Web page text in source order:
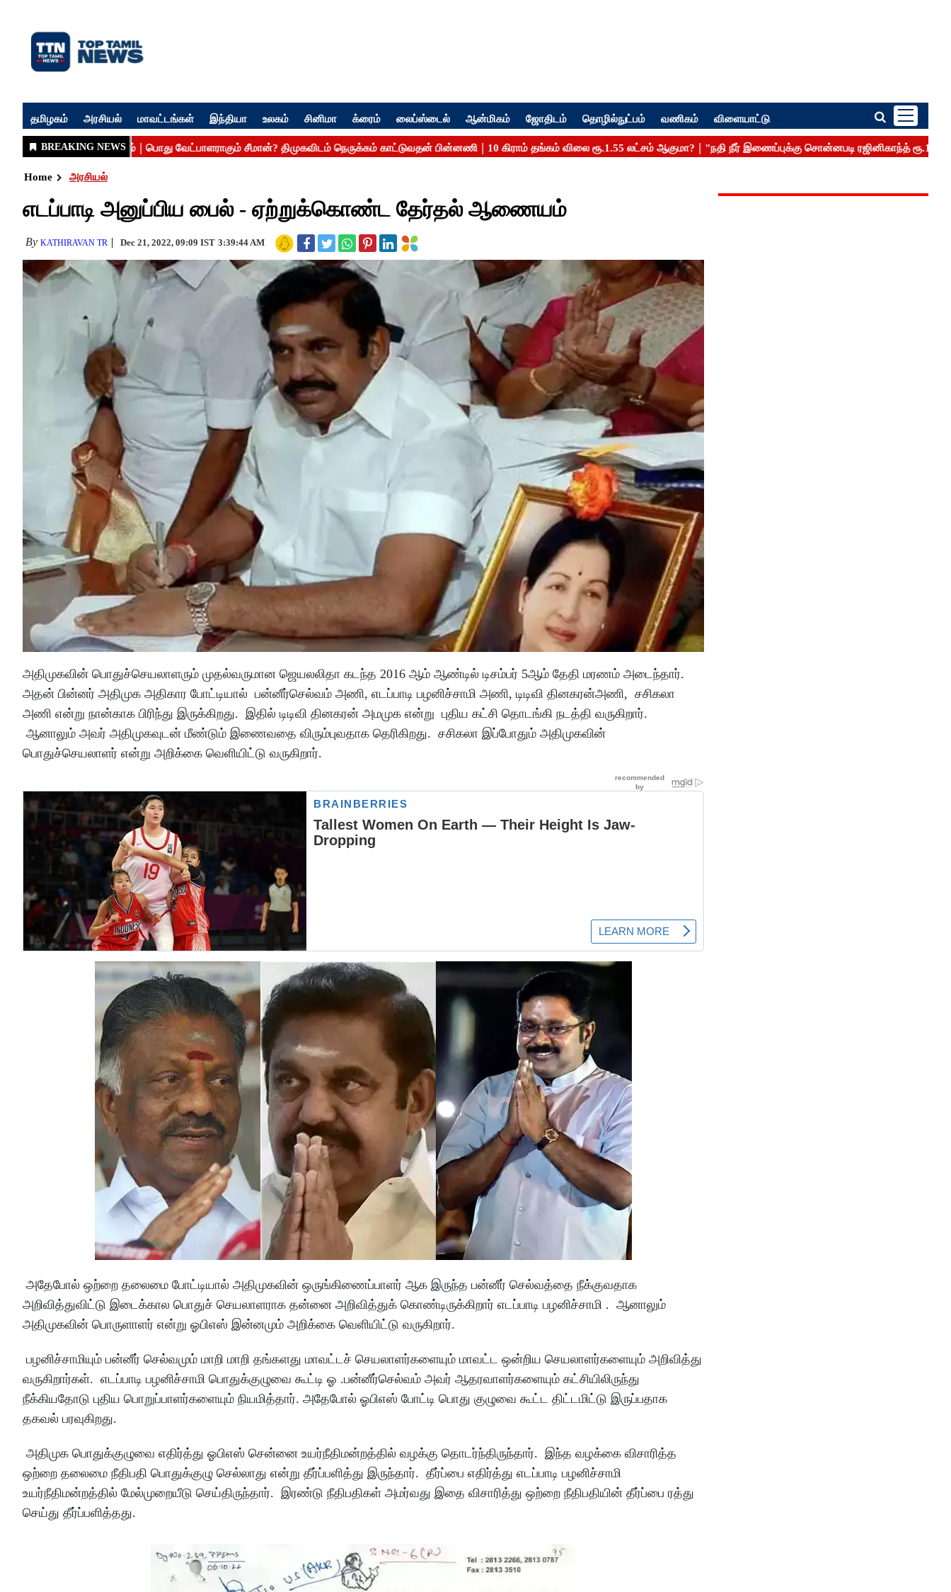
தமிழகம் அரசியல் மாவட்டங்கள் இந்தியா உலகம் சினிமா க்ரைம் லைப்ஸ்டைல் ஆன்மிகம் ஜோதிடம் தொழில்நுட்பம் வணிகம் விளையாட்டு
Home அரசியல்
எடப்பாடி அனுப்பிய பைல் - ஏற்றுக்கொண்ட தேர்தல் ஆணையம்
By KATHIRAVAN TR Dec 21, 2022, 09:09 IST 3:39:44 AM
அதிமுகவின் பொதுச்செயலாளரும் முதல்வருமான ஜெயலலிதா கடந்த 2016 ஆம் ஆண்டில் டிசம்பர் 5ஆம் தேதி மரணம் அடைந்தார்.
அதன் பின்னர் அதிமுக அதிகார போட்டியால் பன்னீர்செல்வம் அணி, எடப்பாடி பழனிச்சாமி அணி, டிடிவி தினகரன்அணி, சசிகலா
அணி என்று நான்காக பிரிந்து இருக்கிறது. இதில் டிடிவி தினகரன் அமமுக என்று புதிய கட்சி தொடங்கி நடத்தி வருகிறார்.
ஆனாலும் அவர் அதிமுகவுடன் மீண்டும் இணைவதை விரும்புவதாக தெரிகிறது. சசிகலா இப்போதும் அதிமுகவின்
பொதுச்செயலாளர் என்று அறிக்கை வெளியிட்டு வருகிறார்.
அதேபோல் ஒற்றை தலைமை போட்டியால் அதிமுகவின் ஒருங்கிணைப்பாளர் ஆக இருந்த பன்னீர் செல்வத்தை நீக்குவதாக
அறிவித்துவிட்டு இடைக்கால பொதுச் செயலாளராக தன்னை அறிவித்துக் கொண்டிருக்கிறார் எடப்பாடி பழனிச்சாமி . ஆனாலும்
அதிமுகவின் பொருளாளர் என்று ஓபிஎஸ் இன்னமும் அறிக்கை வெளியிட்டு வருகிறார்.
பழனிச்சாமியும் பன்னீர் செல்வமும் மாறி மாறி தங்களது மாவட்டச் செயலாளர்களையும் மாவட்ட ஒன்றிய செயலாளர்களையும் அறிவித்து
வருகிறார்கள். எடப்பாடி பழனிச்சாமி பொதுக்குழுவை கூட்டி ஓ .பன்னீர்செல்வம் அவர் ஆதரவாளர்களையும் கட்சியிலிருந்து
நீக்கியதோடு புதிய பொறுப்பாளர்களையும் நியமித்தார். அதேபோல் ஓபிஎஸ் போட்டி பொது குழுவை கூட்ட திட்டமிட்டு இருப்பதாக
தகவல் பரவுகிறது.
அதிமுக பொதுக்குழுவை எதிர்த்து ஓபிஎஸ் சென்னை உயர்நீதிமன்றத்தில் வழக்கு தொடர்ந்திருந்தார். இந்த வழக்கை விசாரித்த
ஒற்றை தலைமை நீதிபதி பொதுக்குழு செல்லாது என்று தீர்ப்பளித்து இருந்தார். தீர்ப்பை எதிர்த்து எடப்பாடி பழனிச்சாமி
உயர்நீதிமன்றத்தில் மேல்முறையீடு செய்திருந்தார். இரண்டு நீதிபதிகள் அமர்வது இதை விசாரித்து ஒற்றை நீதிபதியின் தீர்ப்பை ரத்து
செய்து தீர்ப்பளித்தது.